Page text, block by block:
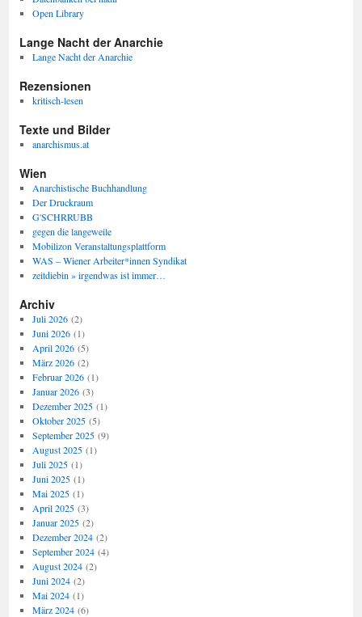
Open Library
Lange Nacht der Anarchie
Lange Nacht der Anarchie
Rezensionen
kritisch-lesen
Texte und Bilder
anarchismus.at
Wien
Anarchistische Buchhandlung
Der Druckraum
G'SCHRRUBB
gegen die langeweile
Mobilizon Veranstaltungsplattform
WAS – Wiener Arbeiter*innen Syndikat
zeitdiebin » irgendwas ist immer…
Archiv
Juli 2026(2)
Juni 2026(1)
April 2026(5)
März 2026(2)
Februar 2026(1)
Januar 2026(3)
Dezember 2025(1)
Oktober 2025(5)
September 2025(9)
August 2025(1)
Juli 2025(1)
Juni 2025(1)
Mai 2025(1)
April 2025(3)
Januar 2025(2)
Dezember 2024(2)
September 2024(4)
August 2024(2)
Juni 2024(2)
Mai 2024(1)
März 2024(6)